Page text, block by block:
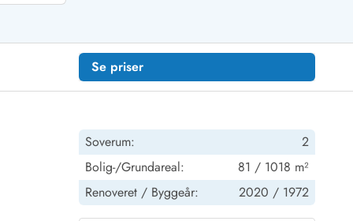
Se priser
Soverum:
2
Bolig-/Grundareal:
81 / 1018 m²
Renoveret / Byggeår: 2020 / 1972